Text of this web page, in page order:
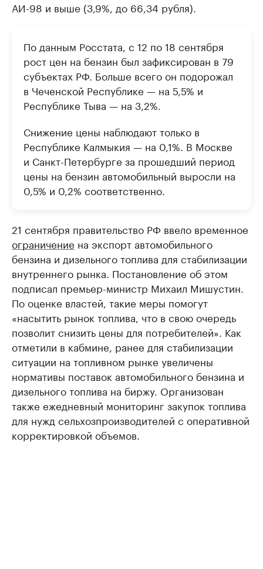
АИ-98 и выше (3,9%, до 66,34 рубля).
По данным Росстата, с 12 по 18 сентября
рост цен на бензин был зафиксирован в 79
субъектах РФ. Больше всего он подорожал
в Чеченской Республике — на 5,5% и
Республике Тыва — на 3,2%.
Снижение цены наблюдают только в
Республике Калмыкия — на 0,1%. В Москве
и Санкт-Петербурге за прошедший период
цены на бензин автомобильный выросли на
0,5% и 0,2% соответственно.
21 сентября правительство РФ ввело временное
ограничение на экспорт автомобильного
бензина и дизельного топлива для стабилизации
внутреннего рынка. Постановление об этом
подписал премьер-министр Михаил Мишустин.
По оценке властей, такие меры помогут
«насытить рынок топлива, что в свою очередь
позволит снизить цены для потребителей». Как
отметили в кабмине, ранее для стабилизации
ситуации на топливном рынке увеличены
нормативы поставок автомобильного бензина и
дизельного топлива на биржу. Организован
также ежедневный мониторинг закупок топлива
для нужд сельхозпроизводителей с оперативной
корректировкой объемов.